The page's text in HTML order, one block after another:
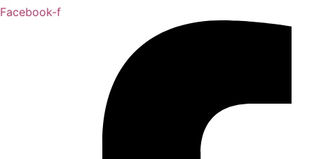
Facebook-f